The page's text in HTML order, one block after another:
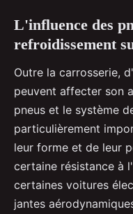
L'influence des
refroidissement
Outre la carrosserie,
peuvent affecter son
pneus et le système
particulièrement
leur forme et de leur
certaine résistance à
certaines voitures
jantes